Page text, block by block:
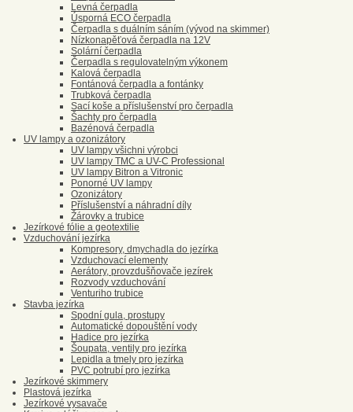
Levná čerpadla
Úsporná ECO čerpadla
Čerpadla s duálním sáním (vývod na skimmer)
Nízkonapěťová čerpadla na 12V
Solární čerpadla
Čerpadla s regulovatelným výkonem
Kalová čerpadla
Fontánová čerpadla a fontánky
Trubková čerpadla
Sací koše a příslušenství pro čerpadla
Šachty pro čerpadla
Bazénová čerpadla
UV lampy a ozonizátory
UV lampy všichni výrobci
UV lampy TMC a UV-C Professional
UV lampy Bitron a Vitronic
Ponorné UV lampy
Ozonizátory
Příslušenství a náhradní díly
Žárovky a trubice
Jezírkové fólie a geotextilie
Vzduchování jezírka
Kompresory, dmychadla do jezírka
Vzduchovací elementy
Aerátory, provzdušňovače jezírek
Rozvody vzduchování
Venturiho trubice
Stavba jezírka
Spodní gula, prostupy
Automatické dopouštění vody
Hadice pro jezírka
Šoupata, ventily pro jezírka
Lepidla a tmely pro jezírka
PVC potrubí pro jezírka
Jezírkové skimmery
Plastová jezírka
Jezírkové vysavače